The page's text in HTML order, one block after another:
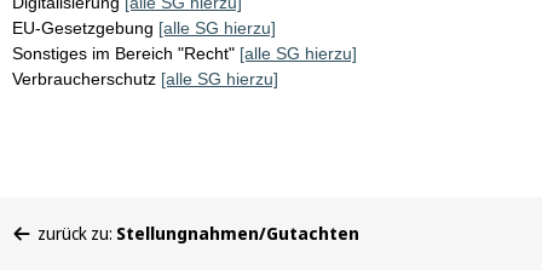
EU-Gesetzgebung [alle SG hierzu]
Sonstiges im Bereich "Recht" [alle SG hierzu]
Verbraucherschutz [alle SG hierzu]
befinden
zurück zu: Stellungnahmen/Gutachten